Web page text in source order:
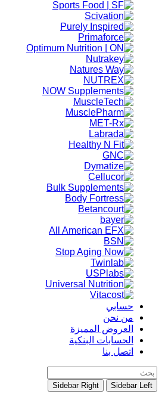
حسابي
من نحن
العروض المميزة
الحسابات البنكية
اتصل بنا
Sidebar Left
Sidebar Right